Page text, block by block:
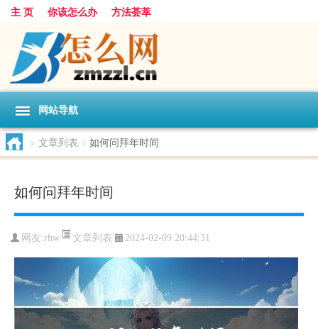
主 页 你该怎么办 方法荟萃
网站导航
> 文章列表 > 如何问拜年时间
如何问拜年时间
网友:rhw 文章列表 2024-02-09 20:44:31